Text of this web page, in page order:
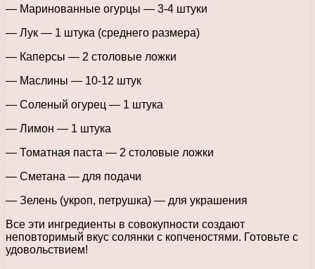
— Маринованные огурцы — 3-4 штуки
— Лук — 1 штука (среднего размера)
— Каперсы — 2 столовые ложки
— Маслины — 10-12 штук
— Соленый огурец — 1 штука
— Лимон — 1 штука
— Томатная паста — 2 столовые ложки
— Сметана — для подачи
— Зелень (укроп, петрушка) — для украшения
Все эти ингредиенты в совокупности создают
неповторимый вкус солянки с копченостями. Готовьте с
удовольствием!